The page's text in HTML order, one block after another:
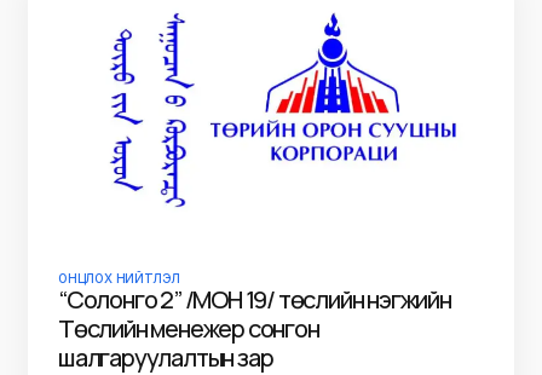
ОНЦЛОХ НИЙТЛЭЛ
“Солонго 2” /МОН 19/ төслийн нэгжийн
Төслийн менежер сонгон
шалгаруулалтын зар